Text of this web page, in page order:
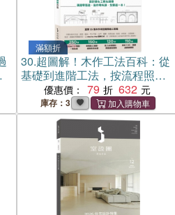
滿額折
30.超圖解！木作工法百科：從
基礎到進階工法，按流程照步
驟逐一拆解，施作要點×監工細
節×設計一次到位【暢銷改版】
優惠價： 79 632
庫存：3